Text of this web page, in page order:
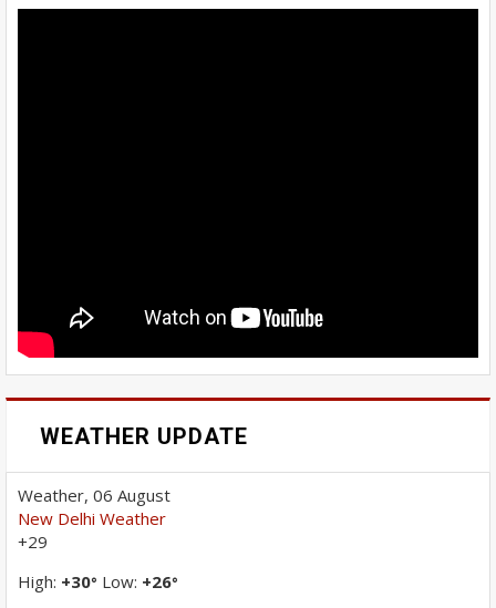
WEATHER UPDATE
Weather, 06 August
New Delhi Weather
+29
High: +30° Low: +26°